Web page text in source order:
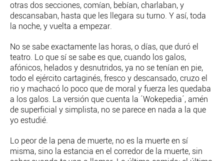
otras dos secciones, comían, bebían, charlaban, y
descansaban, hasta que les llegara su turno. Y así, toda
la noche, y vuelta a empezar.
No se sabe exactamente las horas, o días, que duró el
teatro. Lo que sí se sabe es que, cuando los galos,
afónicos, helados y desnutridos, ya no se tenían en pie,
todo el ejército cartaginés, fresco y descansado, cruzo el
rio y machacó lo poco que de moral y fuerza les quedaba
a los galos. La versión que cuenta la ´Wokepedia´, amén
de superficial y simplista, no se parece en nada a la que
yo estudié.
Lo peor de la pena de muerte, no es la muerte en sí
misma, sino la estancia en el corredor de la muerte, sin